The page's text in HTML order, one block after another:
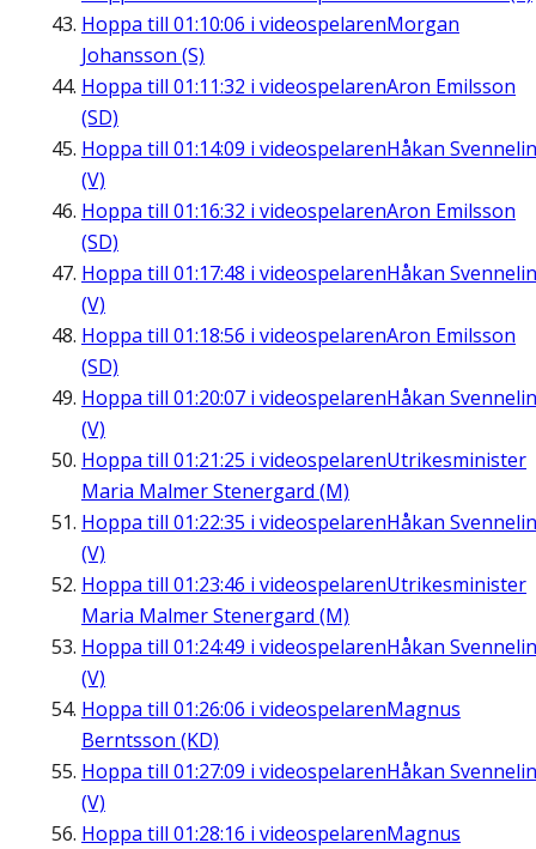
Hoppa till 01:10:06 i videospelarenMorgan
Johansson (S)
Hoppa till 01:11:32 i videospelarenAron Emilsson
(SD)
Hoppa till 01:14:09 i videospelarenHåkan
(V)
Hoppa till 01:16:32 i videospelarenAron Emilsson
(SD)
Hoppa till 01:17:48 i videospelarenHåkan
(V)
Hoppa till 01:18:56 i videospelarenAron Emilsson
(SD)
Hoppa till 01:20:07 i videospelarenHåkan
(V)
Hoppa till 01:21:25 i videospelarenUtrikesminister
Maria Malmer Stenergard (M)
Hoppa till 01:22:35 i videospelarenHåkan
(V)
Hoppa till 01:23:46 i videospelarenUtrikesminister
Maria Malmer Stenergard (M)
Hoppa till 01:24:49 i videospelarenHåkan
(V)
Hoppa till 01:26:06 i videospelarenMagnus
Berntsson (KD)
Hoppa till 01:27:09 i videospelarenHåkan
(V)
Hoppa till 01:28:16 i videospelarenMagnus